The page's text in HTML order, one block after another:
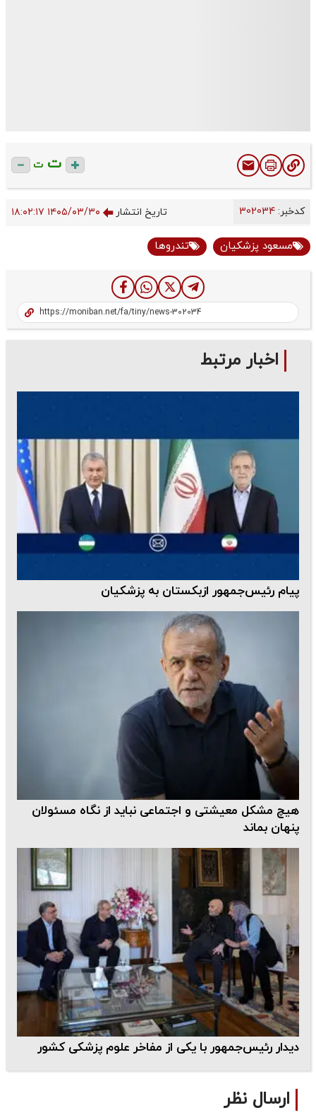
ت ت
کدخبر: تاریخ انتشار ۱۴۰۵/۰۳/۳۰ ۱۸:۰۲:۱۷
مسعود پزشکیان تندروها
اخبار مرتبط
پیام رئیس‌جمهور ازبکستان به پزشکیان
هیچ مشکل معیشتی و اجتماعی نباید از نگاه مسئولان
پنهان بماند
دیدار رئیس‌جمهور با یکی از مفاخر علوم پزشکی کشور
ارسال نظر